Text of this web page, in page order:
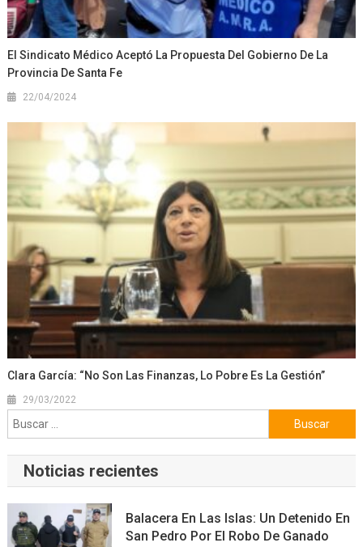
El Sindicato Médico Aceptó La Propuesta Del Gobierno De La
Provincia De Santa Fe
22/04/2024
Clara García: “No Son Las Finanzas, Lo Pobre Es La Gestión”
29/03/2022
Buscar:
Noticias recientes
Balacera En Las Islas: Un Detenido En
San Pedro Por El Robo De Ganado